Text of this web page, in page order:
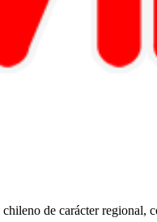
de carácter